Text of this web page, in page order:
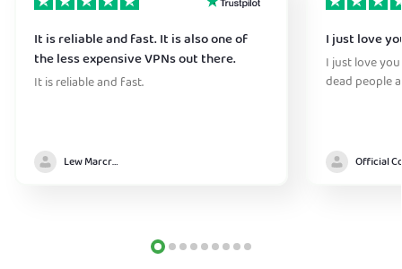
It is reliable and fast. It is also one of
the less expensive VPNs out there.
It is reliable and fast.
Lew Marcrum
I just love
I just love
dead people